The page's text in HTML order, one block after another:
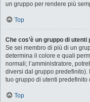
un gruppo per rendere più
Top
Che cos’è un gruppo di utenti
Se sei membro di più di un
determina il colore e quali
normali; l’amministratore,
diversi dal gruppo predefinito).
tuo gruppo di utenti
Top